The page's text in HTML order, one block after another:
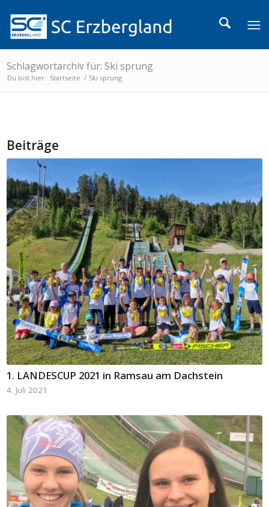
Schlagwortarchiv für: Ski sprung
Du bist hier: Startseite / Ski sprung
Beiträge
1. LANDESCUP 2021 in Ramsau am Dachstein
4. Juli 2021